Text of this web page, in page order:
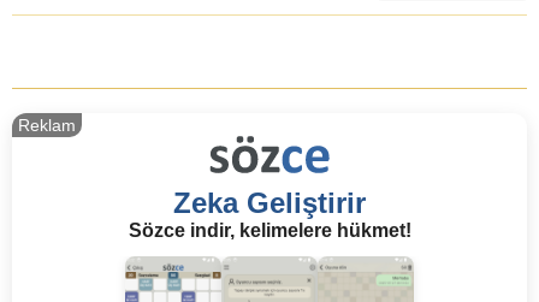
Zeka Geliştirir
Sözce indir, kelimelere hükmet!
Reklam